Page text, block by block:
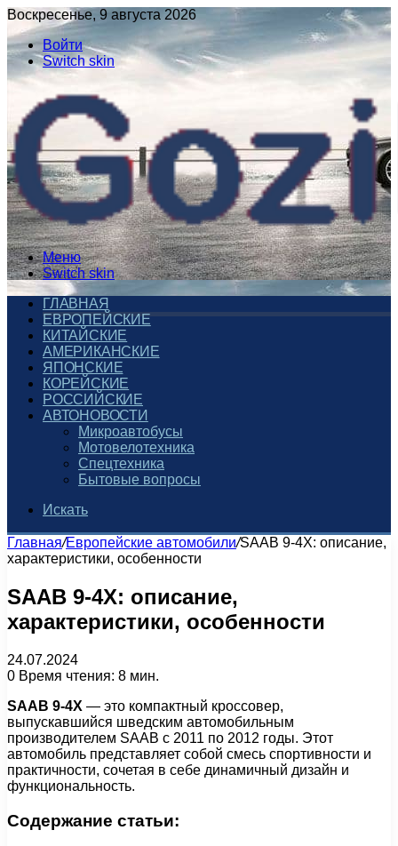
Воскресенье, 9 августа 2026
Войти
Switch skin
Меню
Switch skin
ГЛАВНАЯ
ЕВРОПЕЙСКИЕ
КИТАЙСКИЕ
АМЕРИКАНСКИЕ
ЯПОНСКИЕ
КОРЕЙСКИЕ
РОССИЙСКИЕ
АВТОНОВОСТИ
Микроавтобусы
Мотовелотехника
Спецтехника
Бытовые вопросы
Искать
Главная/Европейские автомобили/SAAB 9-4X: описание,
характеристики, особенности
SAAB 9-4X: описание,
характеристики, особенности
24.07.2024
0 Время чтения: 8 мин.
SAAB 9-4X — это компактный кроссовер,
выпускавшийся шведским автомобильным
производителем SAAB с 2011 по 2012 годы. Этот
автомобиль представляет собой смесь спортивности и
практичности, сочетая в себе динамичный дизайн и
функциональность.
Содержание статьи: